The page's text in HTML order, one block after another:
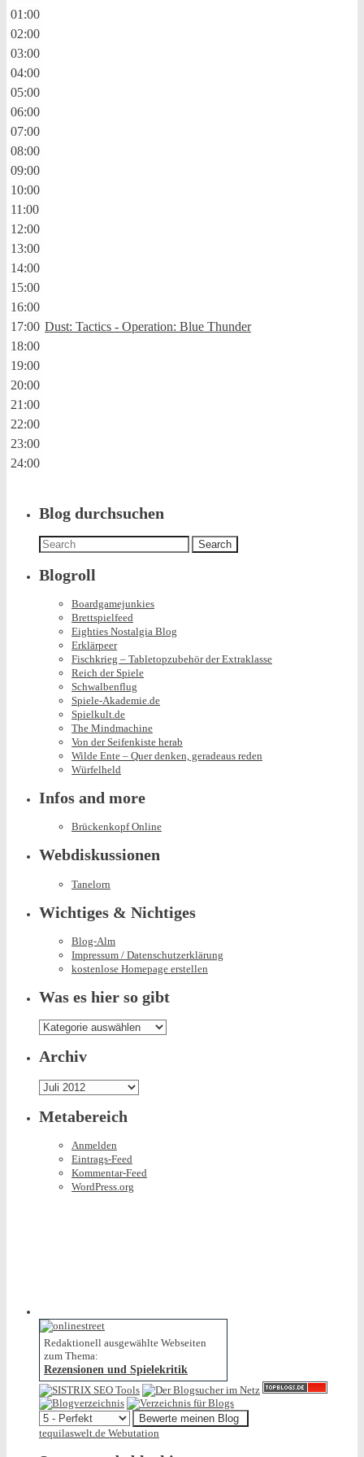
01:00
02:00
03:00
04:00
05:00
06:00
07:00
08:00
09:00
10:00
11:00
12:00
13:00
14:00
15:00
16:00
17:00 Dust: Tactics - Operation: Blue Thunder
18:00
19:00
20:00
21:00
22:00
23:00
24:00
Blog durchsuchen
Search
for:
Blogroll
Boardgamejunkies
Brettspielfeed
Eighties Nostalgia Blog
Erklärpeer
Fischkrieg – Tabletopzubehör der Extraklasse
Reich der Spiele
Schwalbenflug
Spiele-Akademie.de
Spielkult.de
The Mindmachine
Von der Seifenkiste herab
Wilde Ente – Quer denken, geradeaus reden
Würfelheld
Infos and more
Brückenkopf Online
Webdiskussionen
Tanelorn
Wichtiges & Nichtiges
Blog-Alm
Impressum / Datenschutzerklärung
kostenlose Homepage erstellen
Was es hier so gibt
Was
es
hier
so
gibt
Archiv
Archiv
Metabereich
Anmelden
Eintrags-Feed
Kommentar-Feed
WordPress.org
Redaktionell ausgewählte Webseiten
zum Thema:
Rezensionen und Spielekritik
tequilaswelt.de Webutation